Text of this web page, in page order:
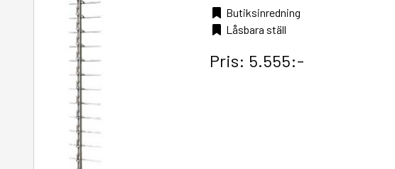
Butiksinredning
Låsbara ställ
Pris: 5.555:-